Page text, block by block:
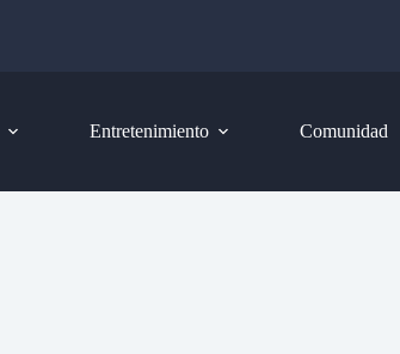
Entretenimiento Comunidad